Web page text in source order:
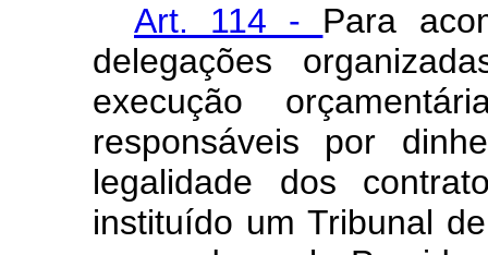
Art. 114 - Para
delegações
execução
responsáveis por
legalidade dos
instituído um Tribunal